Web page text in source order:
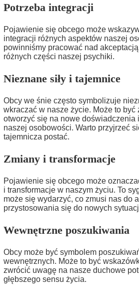
Potrzeba integracji
Pojawienie się obcego może
integracji różnych aspektów naszej
powinniśmy pracować nad
różnych części naszej psychiki.
Nieznane siły i tajemnice
Obcy we śnie często symbolizuje
wkraczać w nasze życie. Może to być
otworzyć się na nowe doświadczenia
naszej osobowości. Warto przyjrzeć
tajemnicza postać.
Zmiany i transformacje
Pojawienie się obcego może
i transformacje w naszym życiu. To
może się wydarzyć, co zmusi nas do
przystosowania się do nowych
Wewnętrzne poszukiwania
Obcy może być symbolem
wewnętrznych. Może to być
zwrócić uwagę na nasze duchowe
głębszego sensu życia.